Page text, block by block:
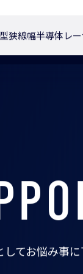
狭線幅半導体レ
てお悩み事